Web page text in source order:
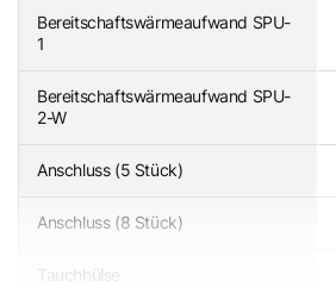
Bereitschaftswärmeaufwand SPU-
1
Bereitschaftswärmeaufwand SPU-
2-W
Anschluss (5 Stück)
Anschluss (8 Stück)
Tauchhülse